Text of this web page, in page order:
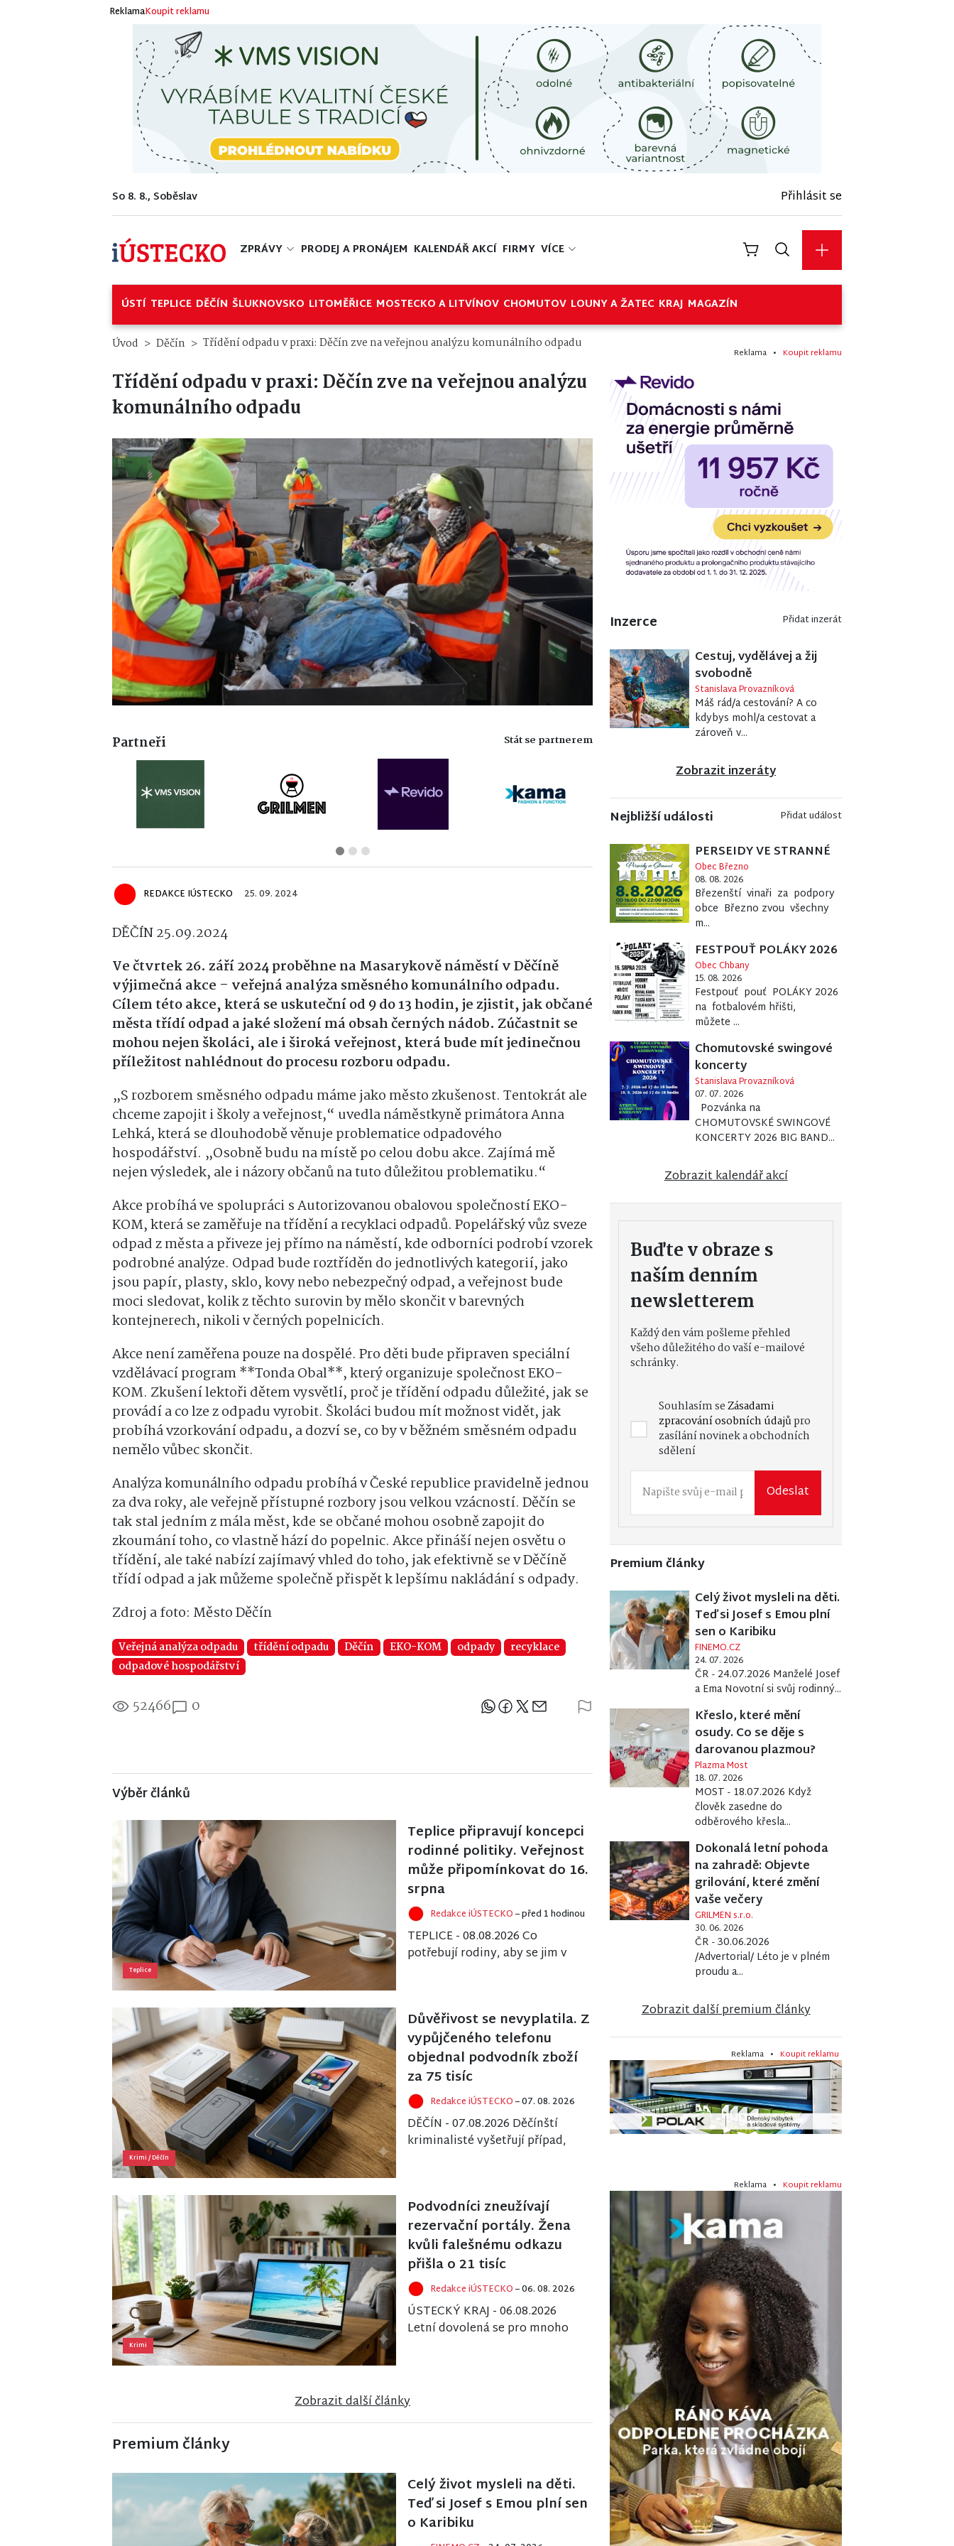
ReklamaKoupit reklamu
So 8. 8., Soběslav Přihlásit se
ZPRÁVY PRODEJ A PRONÁJEM KALENDÁŘ AKCÍ FIRMY VÍCE
ÚSTÍ TEPLICE DĚČÍN ŠLUKNOVSKO LITOMĚŘICE MOSTECKO A LITVÍNOV CHOMUTOV LOUNY A ŽATEC KRAJ MAGAZÍN
Úvod Děčín Třídění odpadu v praxi: Děčín zve na veřejnou analýzu komunálního odpadu
Třídění odpadu v praxi: Děčín zve na veřejnou analýzu
komunálního odpadu
Partneři Stát se partnerem
REDAKCE IÚSTECKO 25. 09. 2024
DĚČÍN 25.09.2024
Ve čtvrtek 26. září 2024 proběhne na Masarykově náměstí v Děčíně
výjimečná akce – veřejná analýza směsného komunálního odpadu.
Cílem této akce, která se uskuteční od 9 do 13 hodin, je zjistit, jak občané
města třídí odpad a jaké složení má obsah černých nádob. Zúčastnit se
mohou nejen školáci, ale i široká veřejnost, která bude mít jedinečnou
příležitost nahlédnout do procesu rozboru odpadu.
„S rozborem směsného odpadu máme jako město zkušenost. Tentokrát ale
chceme zapojit i školy a veřejnost,“ uvedla náměstkyně primátora Anna
Lehká, která se dlouhodobě věnuje problematice odpadového
hospodářství. „Osobně budu na místě po celou dobu akce. Zajímá mě
nejen výsledek, ale i názory občanů na tuto důležitou problematiku.“
Akce probíhá ve spolupráci s Autorizovanou obalovou společností EKO-
KOM, která se zaměřuje na třídění a recyklaci odpadů. Popelářský vůz sveze
odpad z města a přiveze jej přímo na náměstí, kde odborníci podrobí vzorek
podrobné analýze. Odpad bude roztříděn do jednotlivých kategorií, jako
jsou papír, plasty, sklo, kovy nebo nebezpečný odpad, a veřejnost bude
moci sledovat, kolik z těchto surovin by mělo skončit v barevných
kontejnerech, nikoli v černých popelnicích.
Akce není zaměřena pouze na dospělé. Pro děti bude připraven speciální
vzdělávací program **Tonda Obal**, který organizuje společnost EKO-
KOM. Zkušení lektoři dětem vysvětlí, proč je třídění odpadu důležité, jak se
provádí a co lze z odpadu vyrobit. Školáci budou mít možnost vidět, jak
probíhá vzorkování odpadu, a dozví se, co by v běžném směsném odpadu
nemělo vůbec skončit.
Analýza komunálního odpadu probíhá v České republice pravidelně jednou
za dva roky, ale veřejně přístupné rozbory jsou velkou vzácností. Děčín se
tak stal jedním z mála měst, kde se občané mohou osobně zapojit do
zkoumání toho, co vlastně hází do popelnic. Akce přináší nejen osvětu o
třídění, ale také nabízí zajímavý vhled do toho, jak efektivně se v Děčíně
třídí odpad a jak můžeme společně přispět k lepšímu nakládání s odpady.
Zdroj a foto: Město Děčín
Veřejná analýza odpadu třídění odpadu Děčín EKO-KOM odpady
recyklace
odpadové hospodářství
52466 0 Sdílejte článek
Výběr článků
Teplice
Teplice připravují koncepci
rodinné politiky. Veřejnost
může připomínkovat do 16.
srpna
Redakce iÚSTECKO– před 1 hodinou
TEPLICE - 08.08.2026 Co
potřebují rodiny, aby se jim v
Krimi /Děčín
Důvěřivost se nevyplatila. Z
vypůjčeného telefonu
objednal podvodník zboží
za 75 tisíc
Redakce iÚSTECKO– 07. 08. 2026
DĚČÍN - 07.08.2026 Děčínští
kriminalisté vyšetřují případ,
Krimi
Podvodníci zneužívají
rezervační portály. Žena
kvůli falešnému odkazu
přišla o 21 tisíc
Redakce iÚSTECKO– 06. 08. 2026
ÚSTECKÝ KRAJ - 06.08.2026
Letní dovolená se pro mnoho
Zobrazit další články
Premium články
Celý život mysleli na děti.
Teď si Josef s Emou plní sen
o Karibiku
Reklama • Koupit reklamu
Inzerce Přidat inzerát
Cestuj, vydělávej a žij
svobodně
Stanislava Provazníková
Máš rád/a cestování? A co
kdybys mohl/a cestovat a
zároveň v...
Zobrazit inzeráty
Nejbližší události Přidat událost
PERSEIDY VE STRANNÉ
Obec Březno
08. 08. 2026
Březenští vinaři za podpory
obce Březno zvou všechny
m...
FESTPOUŤ POLÁKY 2026
Obec Chbany
15. 08. 2026
Festpouť pouť POLÁKY 2026
na fotbalovém hřišti,
můžete ...
Chomutovské swingové
koncerty
Stanislava Provazníková
07. 07. 2026
Pozvánka na
CHOMUTOVSKÉ SWINGOVÉ
KONCERTY 2026 BIG BAND...
Zobrazit kalendář akcí
Buďte v obraze s
naším denním
newsletterem
Každý den vám pošleme přehled
všeho důležitého do vaší e-mailové
schránky.
Souhlasím seZásadami
zpracování osobních údajůpro
zasílání novinek a obchodních
sdělení
Odeslat
Premium články
Celý život mysleli na děti.
Teď si Josef s Emou plní
sen o Karibiku
FINEMO.CZ
24. 07. 2026
ČR - 24.07.2026 Manželé Josef
a Ema Novotní si svůj rodinný...
Křeslo, které mění
osudy. Co se děje s
darovanou plazmou?
Plazma Most
18. 07. 2026
MOST - 18.07.2026 Když
člověk zasedne do
odběrového křesla...
Dokonalá letní pohoda
na zahradě: Objevte
grilování, které změní
vaše večery
GRILMEN s.r.o.
30. 06. 2026
ČR - 30.06.2026
/Advertorial/ Léto je v plném
proudu a...
Zobrazit další premium články
Reklama • Koupit reklamu
Reklama • Koupit reklamu